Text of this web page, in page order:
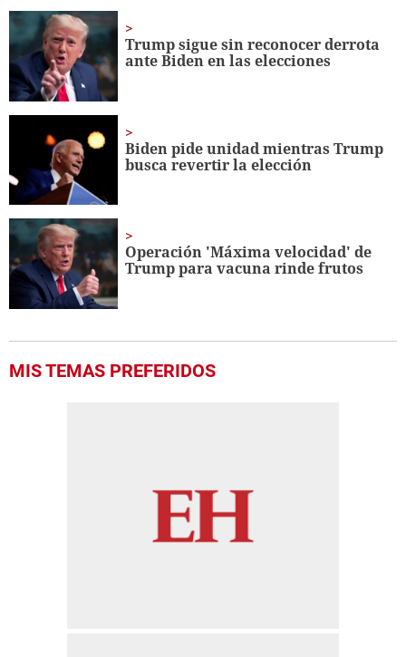
1
minute,
56
seconds
Trump sigue sin reconocer derrota
ante Biden en las elecciones
Biden pide unidad mientras Trump
busca revertir la elección
Operación 'Máxima velocidad' de
Trump para vacuna rinde frutos
MIS TEMAS PREFERIDOS